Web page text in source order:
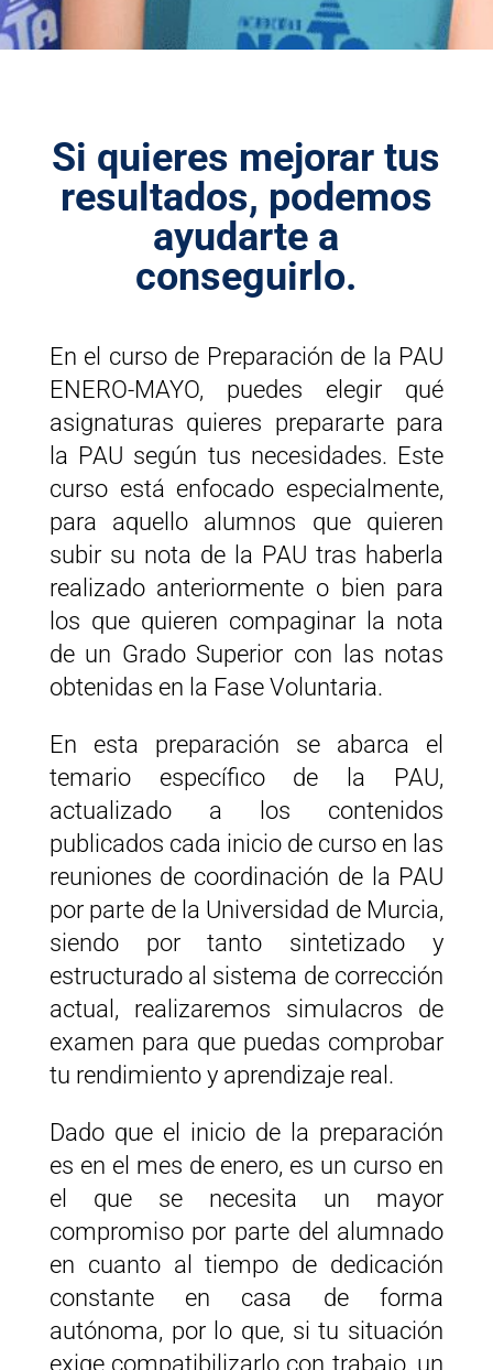
Si quieres mejorar tus
resultados, podemos
ayudarte a
conseguirlo.
En el curso de Preparación de la PAU
ENERO-MAYO, puedes elegir qué
asignaturas quieres prepararte para
la PAU según tus necesidades. Este
curso está enfocado especialmente,
para aquello alumnos que quieren
subir su nota de la PAU tras haberla
realizado anteriormente o bien para
los que quieren compaginar la nota
de un Grado Superior con las notas
obtenidas en la Fase Voluntaria.
En esta preparación se abarca el
temario específico de la PAU,
actualizado a los contenidos
publicados cada inicio de curso en las
reuniones de coordinación de la PAU
por parte de la Universidad de Murcia,
siendo por tanto sintetizado y
estructurado al sistema de corrección
actual, realizaremos simulacros de
examen para que puedas comprobar
tu rendimiento y aprendizaje real.
Dado que el inicio de la preparación
es en el mes de enero, es un curso en
el que se necesita un mayor
compromiso por parte del alumnado
en cuanto al tiempo de dedicación
constante en casa de forma
autónoma, por lo que, si tu situación
exige compatibilizarlo con trabajo, un